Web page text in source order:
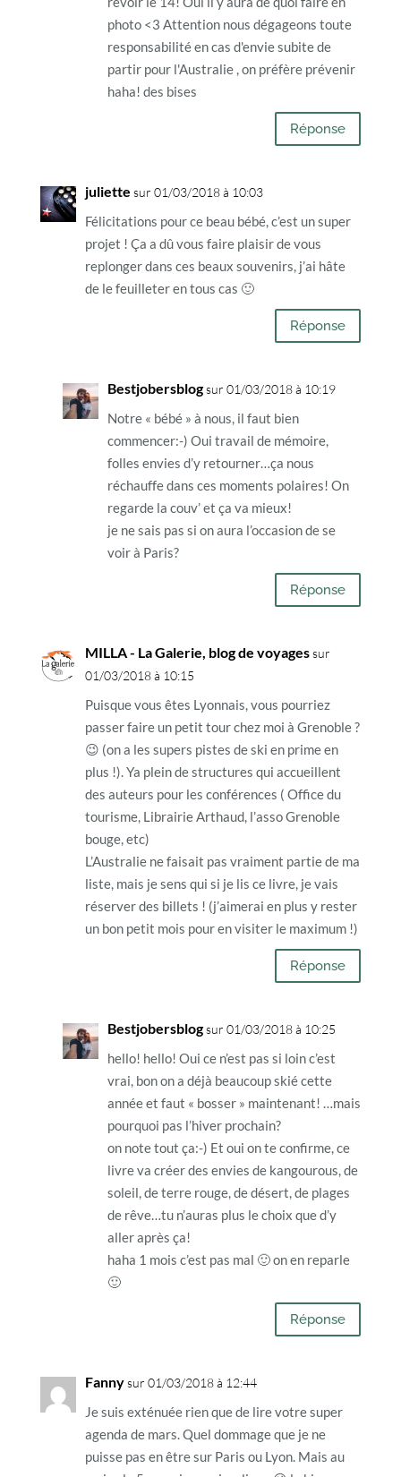
photo <3 Attention nous dégageons toute
responsabilité en cas d'envie subite de
partir pour l'Australie , on préfère prévenir
haha! des bises
Réponse
juliette sur 01/03/2018 à 10:03
Félicitations pour ce beau bébé, c’est un super
projet ! Ça a dû vous faire plaisir de vous
replonger dans ces beaux souvenirs, j’ai hâte
de le feuilleter en tous cas 🙂
Réponse
Bestjobersblogsur 01/03/2018 à 10:19
Notre « bébé » à nous, il faut bien
commencer:-) Oui travail de mémoire,
folles envies d’y retourner…ça nous
réchauffe dans ces moments polaires! On
regarde la couv’ et ça va mieux!
je ne sais pas si on aura l’occasion de se
voir à Paris?
Réponse
MILLA - La Galerie, blog de voyagessur
01/03/2018 à 10:15
Puisque vous êtes Lyonnais, vous pourriez
passer faire un petit tour chez moi à Grenoble ?
😉 (on a les supers pistes de ski en prime en
plus !). Ya plein de structures qui accueillent
des auteurs pour les conférences ( Office du
tourisme, Librairie Arthaud, l’asso Grenoble
bouge, etc)
L’Australie ne faisait pas vraiment partie de ma
liste, mais je sens qui si je lis ce livre, je vais
réserver des billets ! (j’aimerai en plus y rester
un bon petit mois pour en visiter le maximum !)
Réponse
Bestjobersblogsur 01/03/2018 à 10:25
hello! hello! Oui ce n’est pas si loin c’est
vrai, bon on a déjà beaucoup skié cette
année et faut « bosser » maintenant! …mais
pourquoi pas l’hiver prochain?
on note tout ça:-) Et oui on te confirme, ce
livre va créer des envies de kangourous, de
soleil, de terre rouge, de désert, de plages
de rêve…tu n’auras plus le choix que d’y
aller après ça!
haha 1 mois c’est pas mal 🙂 on en reparle
🙂
Réponse
Fannysur 01/03/2018 à 12:44
Je suis exténuée rien que de lire votre super
agenda de mars. Quel dommage que je ne
puisse pas en être sur Paris ou Lyon. Mais au